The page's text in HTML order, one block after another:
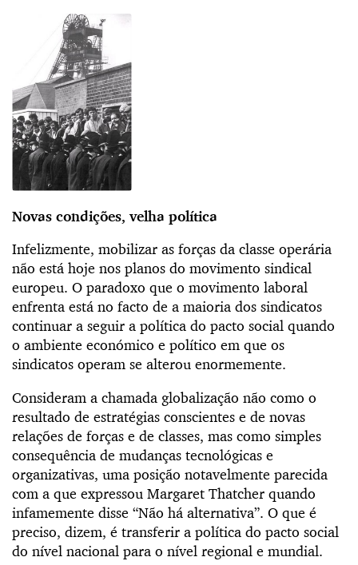
Novas condições, velha política
Infelizmente, mobilizar as forças da classe operária
não está hoje nos planos do movimento sindical
europeu. O paradoxo que o movimento laboral
enfrenta está no facto de a maioria dos sindicatos
continuar a seguir a política do pacto social quando
o ambiente económico e político em que os
sindicatos operam se alterou enormemente.
Consideram a chamada globalização não como o
resultado de estratégias conscientes e de novas
relações de forças e de classes, mas como simples
consequência de mudanças tecnológicas e
organizativas, uma posição notavelmente parecida
com a que expressou Margaret Thatcher quando
infamemente disse “Não há alternativa”. O que é
preciso, dizem, é transferir a política do pacto social
do nível nacional para o nível regional e mundial.